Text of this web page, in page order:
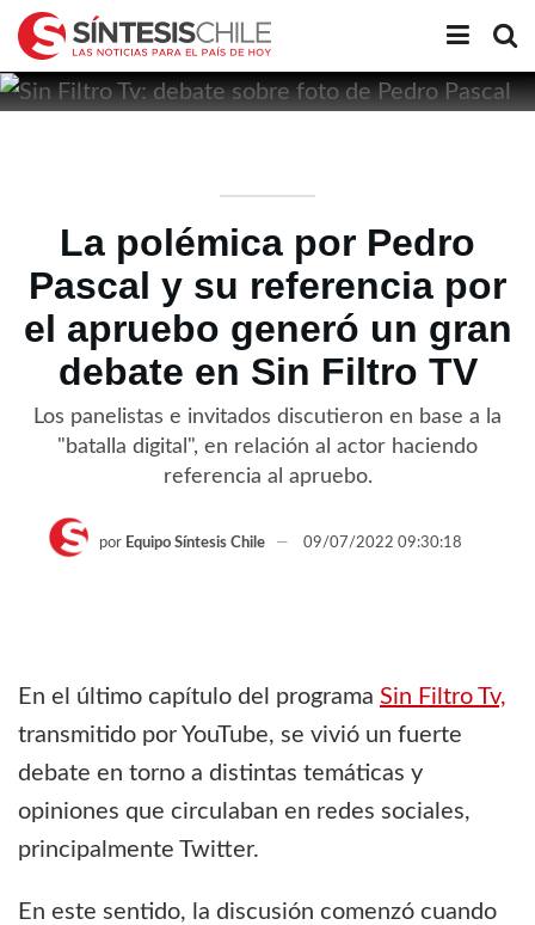
La polémica por Pedro
Pascal y su referencia por
el apruebo generó un gran
debate en Sin Filtro TV
Los panelistas e invitados discutieron en base a la
"batalla digital", en relación al actor haciendo
referencia al apruebo.
por Equipo Síntesis Chile 09/07/2022 09:30:18
En el último capítulo del programa Sin Filtro Tv,
transmitido por YouTube, se vivió un fuerte
debate en torno a distintas temáticas y
opiniones que circulaban en redes sociales,
principalmente Twitter.
En este sentido, la discusión comenzó cuando